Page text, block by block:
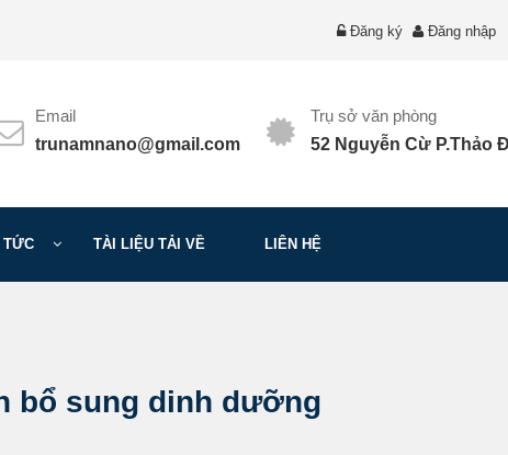
Đăng ký Đăng nhập
Email
trunamnano@gmail.com
Trụ sở văn phòng
52 Nguyễn Cừ P.Thảo
TỨC TÀI LIỆU TẢI VỀ LIÊN HỆ
bổ sung dinh dưỡng